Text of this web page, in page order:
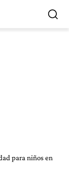
para niños en